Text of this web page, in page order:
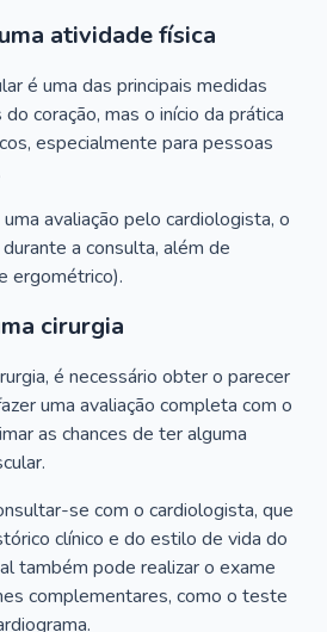
atividade física
é uma das principais medidas
coração, mas o início da prática
especialmente para pessoas
avaliação pelo cardiologista, o
a consulta, além de
ergométrico).
cirurgia
é necessário obter o parecer
uma avaliação completa com o
as chances de ter alguma
se com o cardiologista, que
clínico e do estilo de vida do
também pode realizar o exame
complementares, como o teste